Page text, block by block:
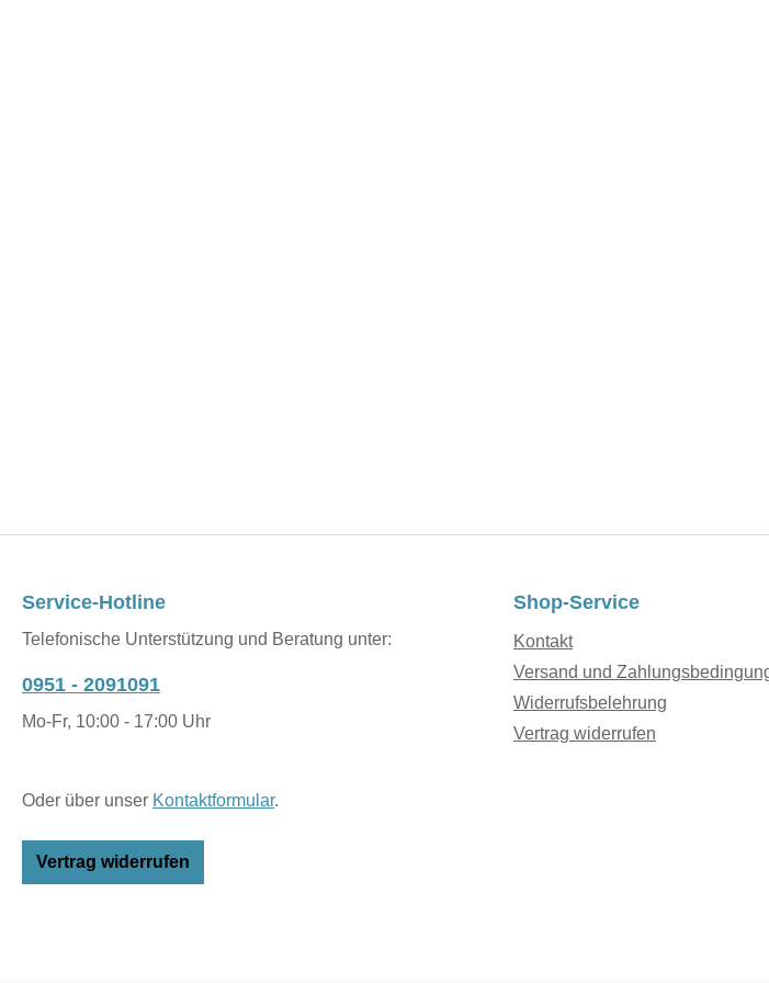
Service-Hotline
Telefonische Unterstützung und Beratung unter:
0951 - 2091091
Mo-Fr, 10:00 - 17:00 Uhr
Oder über unser Kontaktformular.
Vertrag widerrufen
Shop-Service
Kontakt
Versand und
Widerrufsbelehrung
Vertrag widerrufen